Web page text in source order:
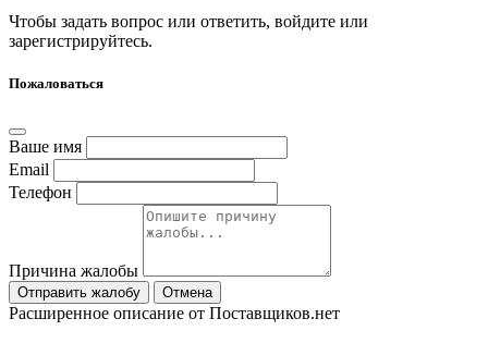
Чтобы задать вопрос или ответить, войдите или
зарегистрируйтесь.
Пожаловаться
Ваше имя
Email
Телефон
Причина жалобы
Отправить жалобу Отмена
Расширенное описание от Поставщиков.нет